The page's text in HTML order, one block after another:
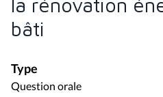
la rénovation
bâti
Type
Question orale